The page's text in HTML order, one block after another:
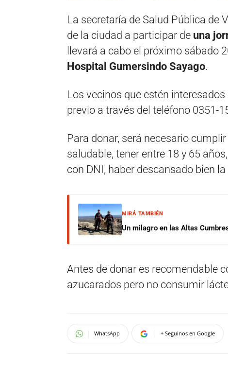
La secretaría de Salud Pública de
de la ciudad a participar de una
llevará a cabo el próximo sábado
Hospital Gumersindo Sayago.
Los vecinos que estén
previo a través del teléfono 0351-
Para donar, será necesario
saludable, tener entre 18 y 65
con DNI, haber descansado bien
MIRÁ TAMBIÉN
Un milagro en las Altas
Antes de donar es recomendable
azucarados pero no consumir
WhatsApp + Seguinos en Google